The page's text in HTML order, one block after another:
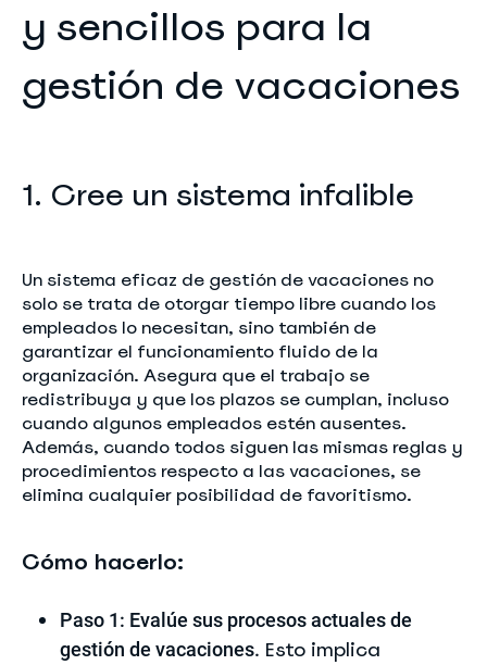
y sencillos para la
gestión de vacaciones
1. Cree un sistema infalible
Un sistema eficaz de gestión de vacaciones no
solo se trata de otorgar tiempo libre cuando los
empleados lo necesitan, sino también de
garantizar el funcionamiento fluido de la
organización. Asegura que el trabajo se
redistribuya y que los plazos se cumplan, incluso
cuando algunos empleados estén ausentes.
Además, cuando todos siguen las mismas reglas y
procedimientos respecto a las vacaciones, se
elimina cualquier posibilidad de favoritismo.
Cómo hacerlo:
Paso 1: Evalúe sus procesos actuales de
gestión de vacaciones. Esto implica